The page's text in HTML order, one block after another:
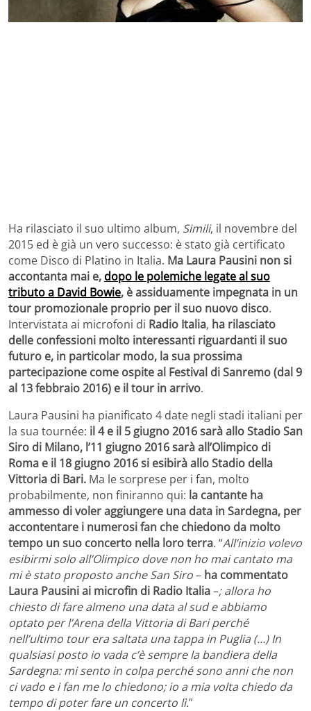
Ha rilasciato il suo ultimo album, Simili, il novembre del
2015 ed è già un vero successo: è stato già certificato
come Disco di Platino in Italia. Ma Laura Pausini non si
accontanta mai e, dopo le polemiche legate al suo
tributo a David Bowie, è assiduamente impegnata in un
tour promozionale proprio per il suo nuovo disco.
Intervistata ai microfoni di Radio Italia, ha rilasciato
delle confessioni molto interessanti riguardanti il suo
futuro e, in particolar modo, la sua prossima
partecipazione come ospite al Festival di Sanremo (dal 9
al 13 febbraio 2016) e il tour in arrivo.
Laura Pausini ha pianificato 4 date negli stadi italiani per
la sua tournée: il 4 e il 5 giugno 2016 sarà allo Stadio San
Siro di Milano, l’11 giugno 2016 sarà all’Olimpico di
Roma e il 18 giugno 2016 si esibirà allo Stadio della
Vittoria di Bari. Ma le sorprese per i fan, molto
probabilmente, non finiranno qui: la cantante ha
ammesso di voler aggiungere una data in Sardegna, per
accontentare i numerosi fan che chiedono da molto
tempo un suo concerto nella loro terra. “All’inizio volevo
esibirmi solo all’Olimpico dove non ho mai cantato ma
mi è stato proposto anche San Siro– ha commentato
Laura Pausini ai microfin di Radio Italia–; allora ho
chiesto di fare almeno una data al sud e abbiamo
optato per l’Arena della Vittoria di Bari perché
nell’ultimo tour era saltata una tappa in Puglia (…) In
qualsiasi posto io vada c’è sempre la bandiera della
Sardegna: mi sento in colpa perché sono anni che non
ci vado e i fan me lo chiedono; io a mia volta chiedo da
tempo di poter fare un concerto lì.”